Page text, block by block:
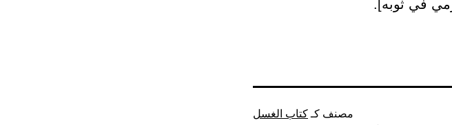
في ثوبه].
مصنف كـ كتاب الغسل